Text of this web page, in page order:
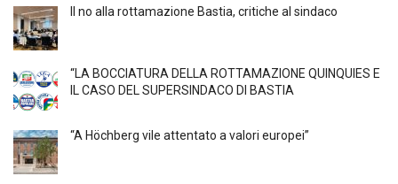
Il no alla rottamazione Bastia, critiche al sindaco
“LA BOCCIATURA DELLA ROTTAMAZIONE QUINQUIES E
IL CASO DEL SUPERSINDACO DI BASTIA
“A Höchberg vile attentato a valori europei”